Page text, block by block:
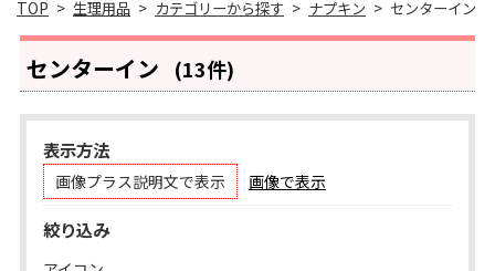
> 生理用品 > カテゴリーから探す > ナプキン > センターイン
センターイン (13件)
表示方法
画像プラス説明文で表示 画像で表示
絞り込み